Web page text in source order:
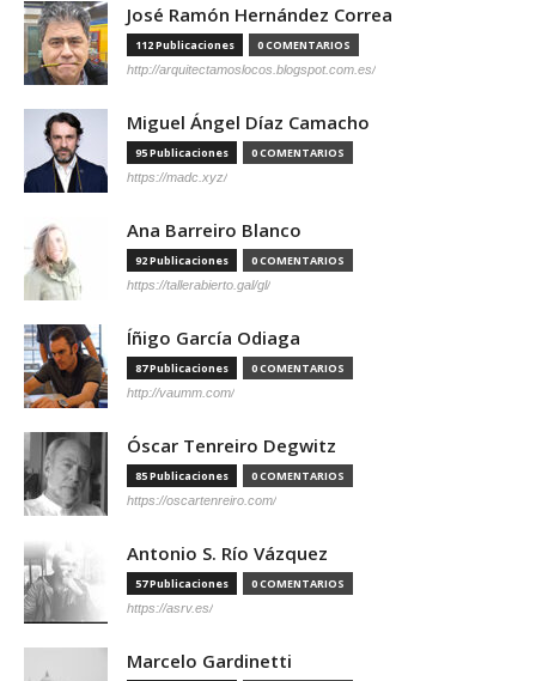
José Ramón Hernández Correa
112 Publicaciones 0 COMENTARIOS
http://arquitectamoslocos.blogspot.com.es/
Miguel Ángel Díaz Camacho
95 Publicaciones 0 COMENTARIOS
https://madc.xyz/
Ana Barreiro Blanco
92 Publicaciones 0 COMENTARIOS
https://tallerabierto.gal/gl/
Íñigo García Odiaga
87 Publicaciones 0 COMENTARIOS
http://vaumm.com/
Óscar Tenreiro Degwitz
85 Publicaciones 0 COMENTARIOS
https://oscartenreiro.com/
Antonio S. Río Vázquez
57 Publicaciones 0 COMENTARIOS
https://asrv.es/
Marcelo Gardinetti